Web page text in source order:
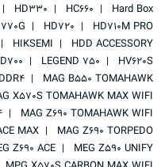
Hard Box
HC660
HD330
HD710M PRO
HD720
HDD ACCESSORY
HIKSEMI
HV620S
LEGEND 750
MAG B550 TOMAHAWK
X570S TOMAHAWK MAX WIFI
MAG Z690 TOMAHAWK WIFI
MAG Z690 TORPEDO
MAX
MEG Z590 UNIFY
Z690 ACE